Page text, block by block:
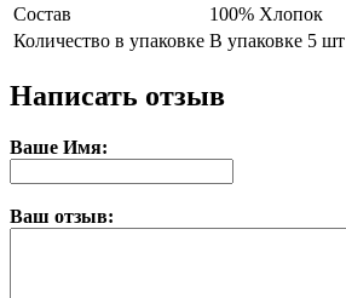
Состав
100% Хлопок
Количество в упаковке В упаковке 5 шт
Написать отзыв
Ваше Имя:
Ваш отзыв: